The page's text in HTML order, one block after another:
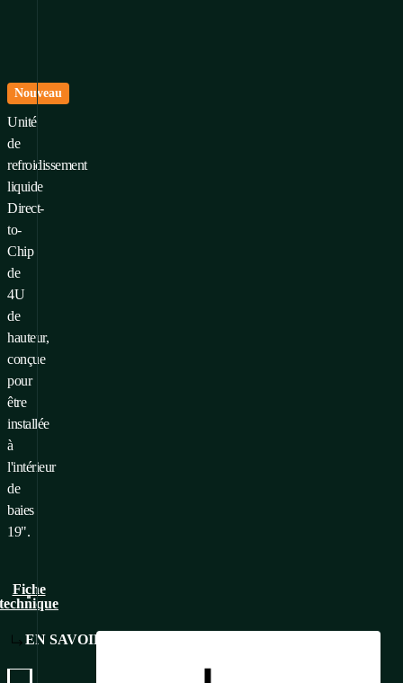
Nouveau
Unité
de
refroidissement
liquide
Direct-
to-
Chip
de
4U
de
hauteur,
conçue
pour
être
installée
à
l'intérieur
de
baies
19".
Fiche
technique
EN SAVOIR PLUS
ajouter un produit à vos
vous devez